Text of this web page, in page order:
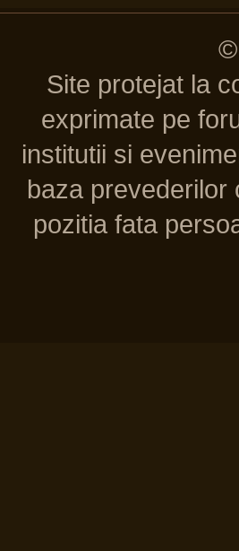
©
Site protejat la
exprimate pe
institutii si
baza prevederilor
pozitia fata